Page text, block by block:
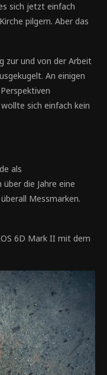
sich jetzt einfach
pilgern. Aber das
zur und von der Arbeit
An einigen
sich einfach kein
als
die Jahre eine
Messmarken.
6D Mark II mit dem